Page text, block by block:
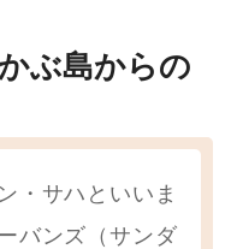
ぶ島からの
・サハといいま
バンズ（サンダ